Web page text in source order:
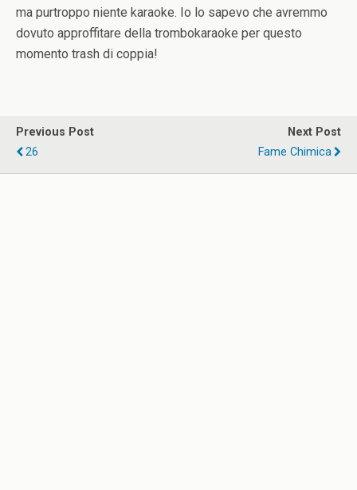
ma purtroppo niente karaoke. Io lo sapevo che avremmo
dovuto approffitare della trombokaraoke per questo
momento trash di coppia!
Previous Post
26
Next Post
Fame Chimica